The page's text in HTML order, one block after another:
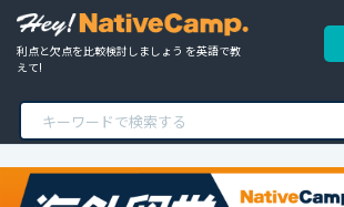
利点と欠点を比較検討しましょう を英語で教
えて!